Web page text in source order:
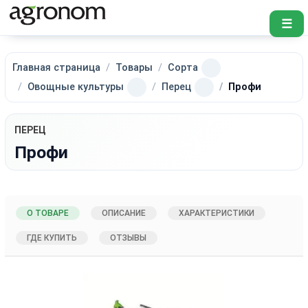
☰
Главная страница Товары
Сорта
Овощные культуры
Перец Профи
ПЕРЕЦ
Профи
О ТОВАРЕ ОПИСАНИЕ ХАРАКТЕРИСТИКИ
ГДЕ КУПИТЬ ОТЗЫВЫ